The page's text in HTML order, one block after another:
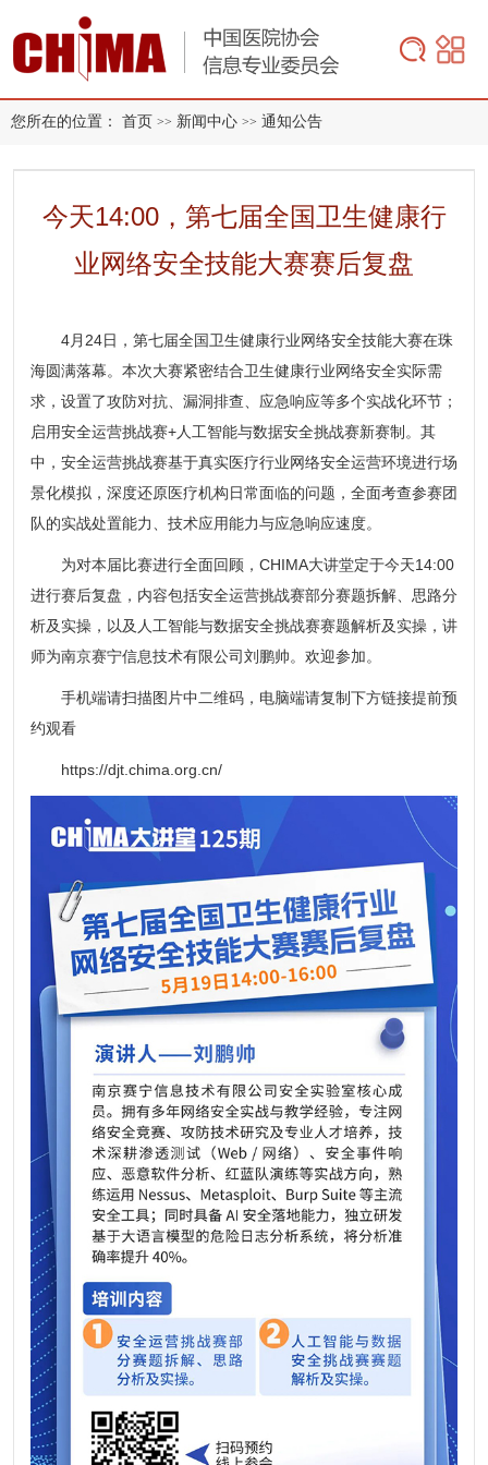
您所在的位置： 首页 >> 新闻中心 >> 通知公告
今天14:00，第七届全国卫生健康行
业网络安全技能大赛赛后复盘
4月24日，第七届全国卫生健康行业网络安全技能大赛在珠
海圆满落幕。本次大赛紧密结合卫生健康行业网络安全实际需
求，设置了攻防对抗、漏洞排查、应急响应等多个实战化环节；
启用安全运营挑战赛+人工智能与数据安全挑战赛新赛制。其
中，安全运营挑战赛基于真实医疗行业网络安全运营环境进行场
景化模拟，深度还原医疗机构日常面临的问题，全面考查参赛团
队的实战处置能力、技术应用能力与应急响应速度。
为对本届比赛进行全面回顾， CHIMA大讲堂定于今天14:00
进行赛后复盘，内容包括安全运营挑战赛部分赛题拆解、思路分
析及实操，以及人工智能与数据安全挑战赛赛题解析及实操，讲
师为南京赛宁信息技术有限公司刘鹏帅。欢迎参加。
手机端请扫描图片中二维码，电脑端请复制下方链接提前预
约观看
https://djt.chima.org.cn/